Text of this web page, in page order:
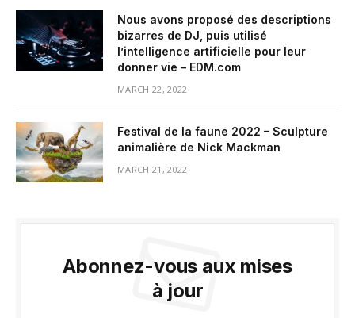
Nous avons proposé des descriptions
bizarres de DJ, puis utilisé
l’intelligence artificielle pour leur
donner vie – EDM.com
MARCH 22, 2022
Festival de la faune 2022 – Sculpture
animalière de Nick Mackman
MARCH 21, 2022
Abonnez-vous aux mises
à jour